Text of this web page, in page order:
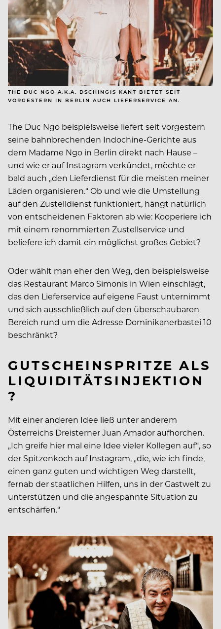
THE DUC NGO A.K.A. DSCHINGIS KANT BIETET SEIT
VORGESTERN IN BERLIN AUCH LIEFERSERVICE AN.
The Duc Ngo beispielsweise liefert seit vorgestern
seine bahnbrechenden Indochine-Gerichte aus
dem Madame Ngo in Berlin direkt nach Hause –
und wie er auf Instagram verkündet, möchte er
bald auch „den Lieferdienst für die meisten meiner
Läden organisieren.“ Ob und wie die Umstellung
auf den Zustelldienst funktioniert, hängt natürlich
von entscheidenen Faktoren ab wie: Kooperiere ich
mit einem renommierten Zustellservice und
beliefere ich damit ein möglichst großes Gebiet?
Oder wählt man eher den Weg, den beispielsweise
das Restaurant Marco Simonis in Wien einschlägt,
das den Lieferservice auf eigene Faust unternimmt
und sich ausschließlich auf den überschaubaren
Bereich rund um die Adresse Dominikanerbastei 10
beschränkt?
GUTSCHEINSPRITZE ALS
LIQUIDITÄTSINJEKTION
?
Mit einer anderen Idee ließ unter anderem
Österreichs Dreisterner Juan Amador aufhorchen.
„Ich greife hier mal eine Idee vieler Kollegen auf“, so
der Spitzenkoch auf Instagram, „die, wie ich finde,
einen ganz guten und wichtigen Weg darstellt,
fernab der staatlichen Hilfen, uns in der Gastwelt zu
unterstützen und die angespannte Situation zu
entschärfen.“